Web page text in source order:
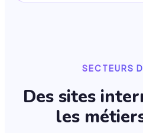
SECTEURS
Des sites
les